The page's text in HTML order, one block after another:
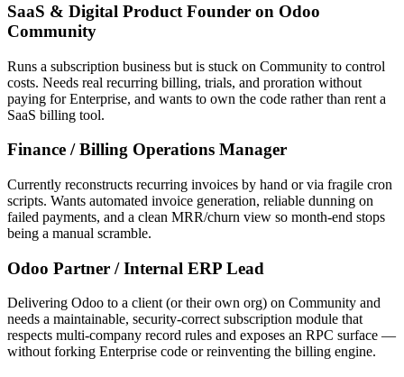
SaaS & Digital Product Founder on Odoo
Community
Runs a subscription business but is stuck on Community to control
costs. Needs real recurring billing, trials, and proration without
paying for Enterprise, and wants to own the code rather than rent a
SaaS billing tool.
Finance / Billing Operations Manager
Currently reconstructs recurring invoices by hand or via fragile cron
scripts. Wants automated invoice generation, reliable dunning on
failed payments, and a clean MRR/churn view so month-end stops
being a manual scramble.
Odoo Partner / Internal ERP Lead
Delivering Odoo to a client (or their own org) on Community and
needs a maintainable, security-correct subscription module that
respects multi-company record rules and exposes an RPC surface —
without forking Enterprise code or reinventing the billing engine.